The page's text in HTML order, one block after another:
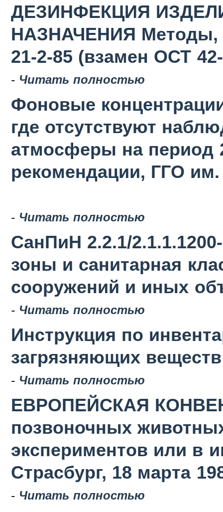
ДЕЗИНФЕКЦИЯ
НАЗНАЧЕНИЯ Методы,
21-2-85 (взамен ОСТ
- Читать полностью
Фоновые
где отсутствуют
атмосферы на период
рекомендации, ГГО
- Читать полностью
СанПиН 2.2.1/
зоны и санитарная
сооружений и иных
- Читать полностью
Инструкция по
загрязняющих
- Читать полностью
ЕВРОПЕЙСКАЯ
позвоночных
экспериментов или в
Страсбург, 18 марта
- Читать полностью